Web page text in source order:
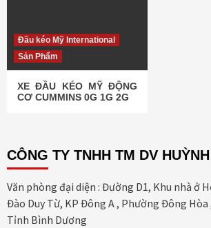
Đầu kéo Mỹ International
Sản Phẩm
XE ĐẦU KÉO MỸ ĐỘNG
CƠ CUMMINS 0G 1G 2G
CÔNG TY TNHH TM DV
Văn phòng đại diện : Đường D1, Khu nhà ở
Đào Duy Từ, KP Đông A , Phường Đông Hòa
Tỉnh Bình Dương